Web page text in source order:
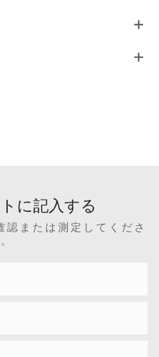
に記入する
または測定してくださ